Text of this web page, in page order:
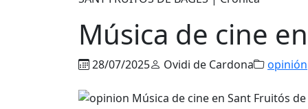
Música de cine
28/07/2025 Ovidi de Cardona opinión